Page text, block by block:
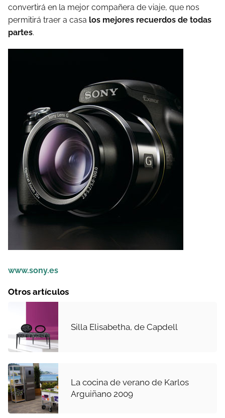
convertirá en la mejor compañera de viaje, que nos
permitirá traer a casa los mejores recuerdos de todas
partes.
www.sony.es
Otros artículos
Silla Elisabetha, de Capdell
La cocina de verano de Karlos
Arguiñano 2009